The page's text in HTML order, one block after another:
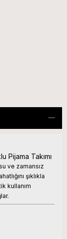
Pijama Takımı
ve zamansız
şıklıkla
kullanım